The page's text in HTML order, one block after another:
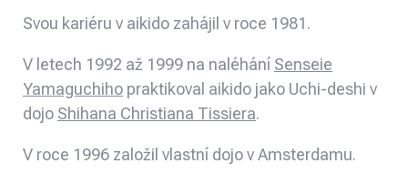
Svou kariéru v aikido zahájil v roce 1981.
V letech 1992 až 1999 na naléhání Senseie
Yamaguchiho praktikoval aikido jako Uchi-deshi v
dojo Shihana Christiana Tissiera.
V roce 1996 založil vlastní dojo v Amsterdamu.